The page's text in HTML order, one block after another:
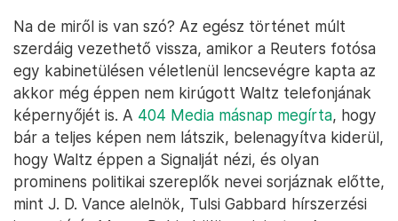
Na de miről is van szó? Az egész történet múlt
szerdáig vezethető vissza, amikor a Reuters fotósa
egy kabinetülésen véletlenül lencsevégre kapta az
akkor még éppen nem kirúgott Waltz telefonjának
képernyőjét is. A 404 Media másnap megírta, hogy
bár a teljes képen nem látszik, belenagyítva kiderül,
hogy Waltz éppen a Signalját nézi, és olyan
prominens politikai szereplők nevei sorjáznak előtte,
mint J. D. Vance alelnök, Tulsi Gabbard hírszerzési